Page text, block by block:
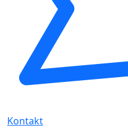
Kontakt